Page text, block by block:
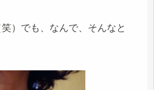
笑）でも、なんで、そんなと